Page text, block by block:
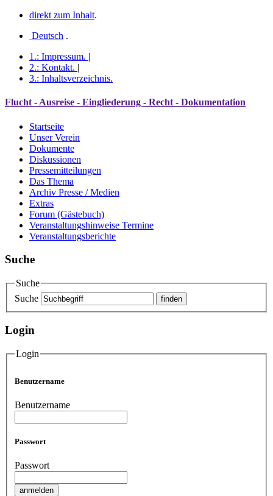
direkt zum Inhalt.
Deutsch .
1.: Impressum. |
2.: Kontakt. |
3.: Inhaltsverzeichnis.
Flucht - Ausreise - Eingliederung - Recht - Dokumentation
Startseite
Unser Verein
Dokumente
Diskussionen
Pressemitteilungen
Das Thema
Archiv Presse / Medien
Extras
Forum (Gästebuch)
Veranstaltungshinweise Termine
Veranstaltungsberichte
Suche
Suche
Suche
Login
Login
Benutzername
Benutzername
Passwort
Passwort